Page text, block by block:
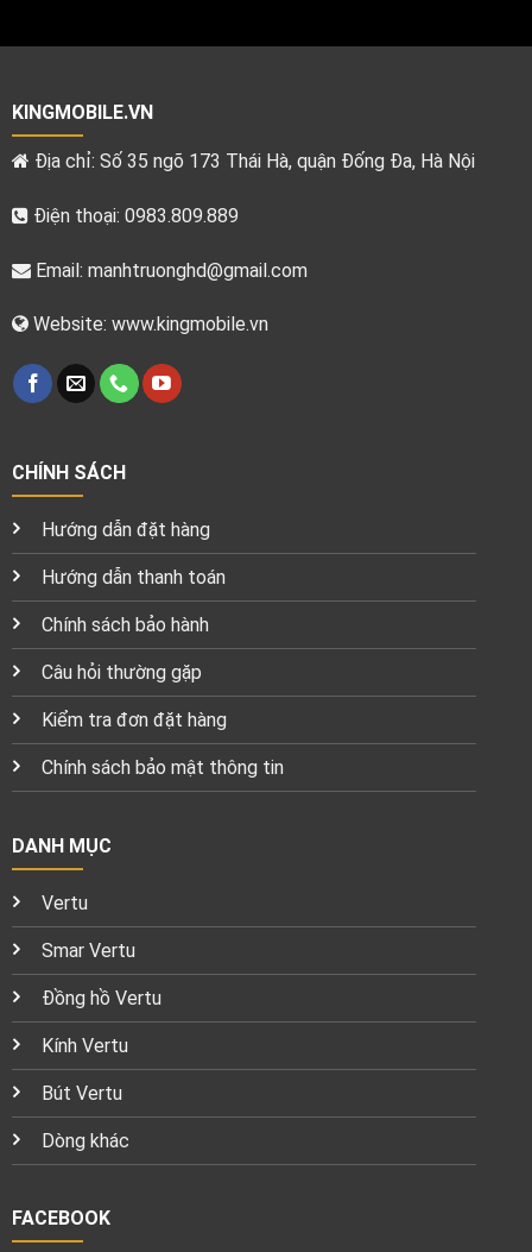
KINGMOBILE.VN
Địa chỉ: Số 35 ngõ 173 Thái Hà, quận Đống Đa, Hà Nội
Điện thoại: 0983.809.889
Email: manhtruonghd@gmail.com
Website: www.kingmobile.vn
CHÍNH SÁCH
Hướng dẫn đặt hàng
Hướng dẫn thanh toán
Chính sách bảo hành
Câu hỏi thường gặp
Kiểm tra đơn đặt hàng
Chính sách bảo mật thông tin
DANH MỤC
Vertu
Smar Vertu
Đồng hồ Vertu
Kính Vertu
Bút Vertu
Dòng khác
FACEBOOK